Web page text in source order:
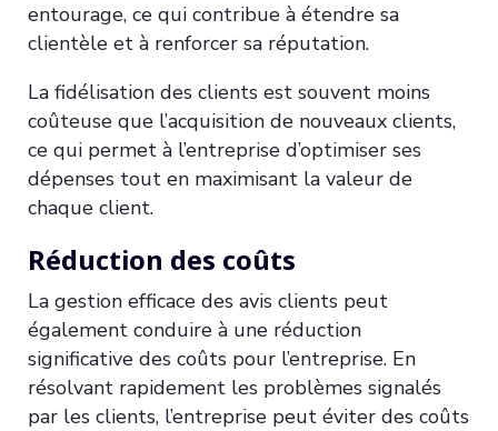
entourage, ce qui contribue à étendre sa
clientèle et à renforcer sa réputation.
La fidélisation des clients est souvent moins
coûteuse que l’acquisition de nouveaux clients,
ce qui permet à l’entreprise d’optimiser ses
dépenses tout en maximisant la valeur de
chaque client.
Réduction des coûts
La gestion efficace des avis clients peut
également conduire à une réduction
significative des coûts pour l’entreprise. En
résolvant rapidement les problèmes signalés
par les clients, l’entreprise peut éviter des coûts